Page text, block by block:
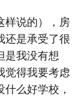
样说的），房
还是承受了很
是我没有想
觉得我要考虑
么好学校，